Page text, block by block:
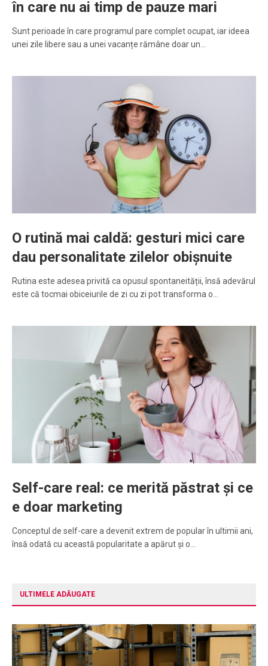
în care nu ai timp de pauze mari
Sunt perioade în care programul pare complet ocupat, iar ideea
unei zile libere sau a unei vacanțe rămâne doar un…
O rutină mai caldă: gesturi mici care
dau personalitate zilelor obișnuite
Rutina este adesea privită ca opusul spontaneității, însă adevărul
este că tocmai obiceiurile de zi cu zi pot transforma o…
Self-care real: ce merită păstrat și ce
e doar marketing
Conceptul de self-care a devenit extrem de popular în ultimii ani,
însă odată cu această popularitate a apărut și o…
ULTIMELE ADĂUGATE